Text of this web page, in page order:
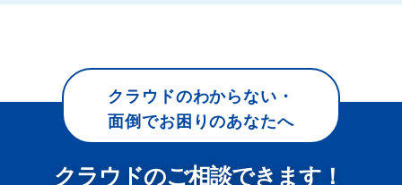
クラウドのわからない・
面倒でお困りのあなたへ
クラウドのご相談できます！